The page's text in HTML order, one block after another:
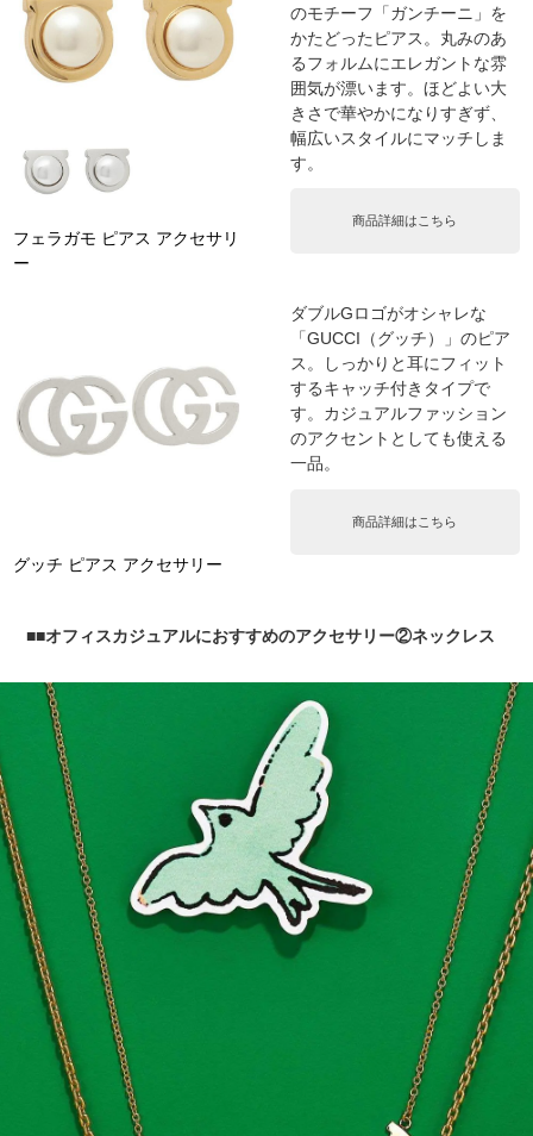
フェラガモ ピアス アクセサリ
ー
のモチーフ「ガンチーニ」を
かたどったピアス。丸みのあ
るフォルムにエレガントな雰
囲気が漂います。ほどよい大
きさで華やかになりすぎず、
幅広いスタイルにマッチしま
す。
商品詳細はこちら
グッチ ピアス アクセサリー
ダブルGロゴがオシャレな
「GUCCI（グッチ）」のピア
ス。しっかりと耳にフィット
するキャッチ付きタイプで
す。カジュアルファッション
のアクセントとしても使える
一品。
商品詳細はこちら
■オフィスカジュアルにおすすめのアクセサリー②ネックレス